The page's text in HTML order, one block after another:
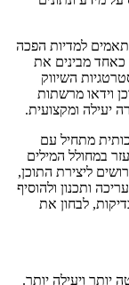
למדיות הפכה
כאחד מבינים את
השיווק
וידאו מרשתות
יעילה ומקצועית.
מתחיל עם
במחולל המילים
ליצירת התוכן,
ותכנון ולהוסיף
לבחון את
יותר ויעילה יותר.